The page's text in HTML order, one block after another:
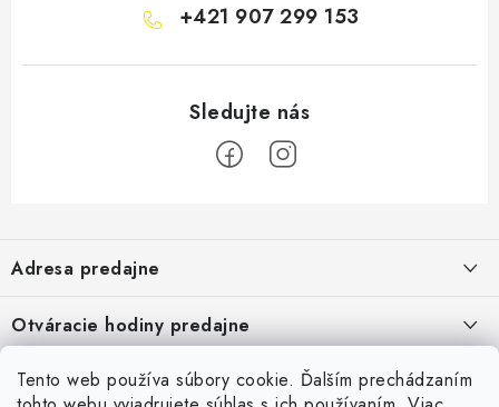
Tento web používa súbory cookie. Ďalším prechádzaním
+421 907 299 153
p
ä
t
Adresa predajne
Pekárska 4, 941 31 Dvory nad Žitavou
Pozrite si Google mapu
Pozrieť detail mapy »
Otváracie hodiny predajne
Sobota, Nedeľa: Zatvorené
Informácie pre Vás